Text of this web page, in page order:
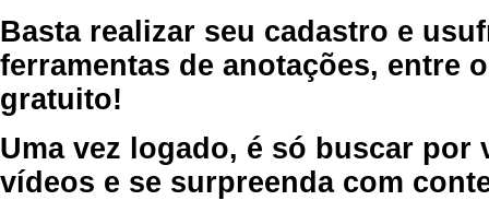
Basta realizar seu cadastro e
ferramentas de anotações, entre
gratuito!
Uma vez logado, é só buscar por
vídeos e se surpreenda com